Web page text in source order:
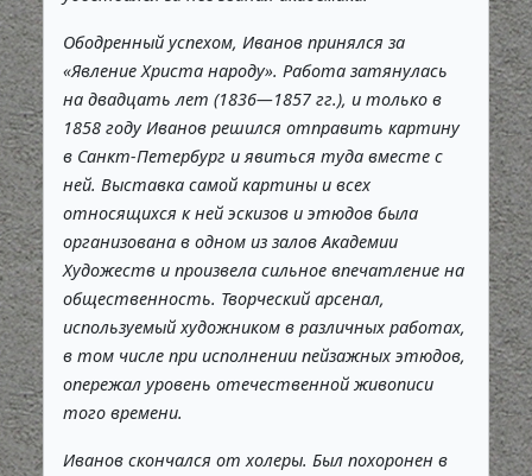
Ободренный успехом, Иванов принялся за
«Явление Христа народу». Работа затянулась
на двадцать лет (1836—1857 гг.), и только в
1858 году Иванов решился отправить картину
в Санкт-Петербург и явиться туда вместе с
ней. Выставка самой картины и всех
относящихся к ней эскизов и этюдов была
организована в одном из залов Академии
Художеств и произвела сильное впечатление на
общественность. Творческий арсенал,
используемый художником в различных работах,
в том числе при исполнении пейзажных этюдов,
опережал уровень отечественной живописи
того времени.
Иванов скончался от холеры. Был похоронен в